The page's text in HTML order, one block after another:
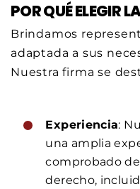
POR QUÉ ELEGIR
Brindamos
adaptada a sus
Nuestra firma se
Experiencia:
una amplia
comprobado
derecho,